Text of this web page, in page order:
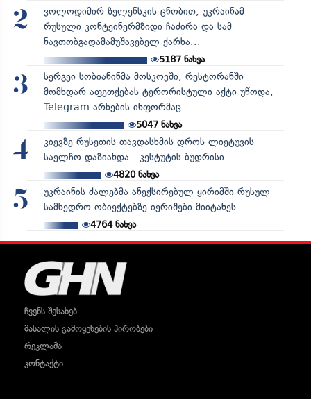
2
ვოლოდიმირ ზელენსკის ცნობით, უკრაინამ
რუსული კონტეინერმზიდი ჩაძირა და სამ
ნავთობგადამამუშავებელ ქარხა...
5187ნახვა
3
სერგეი სობიანინმა მოსკოვში, რესტორანში
მომხდარ აფეთქებას ტერორისტული აქტი უწოდა,
Telegram-არხების ინფორმაც...
5047ნახვა
4
კიევზე რუსეთის თავდასხმის დროს ლიეტუვის
საელჩო დაზიანდა - კესტუტის ბუდრისი
4820ნახვა
5
უკრაინის ძალებმა ანექსირებულ ყირიმში რუსულ
სამხედრო ობიექტებზე იერიშები მიიტანეს...
4764ნახვა
ჩვენს შესახებ
მასალის გამოყენების პირობები
რეკლამა
კონტაქტი